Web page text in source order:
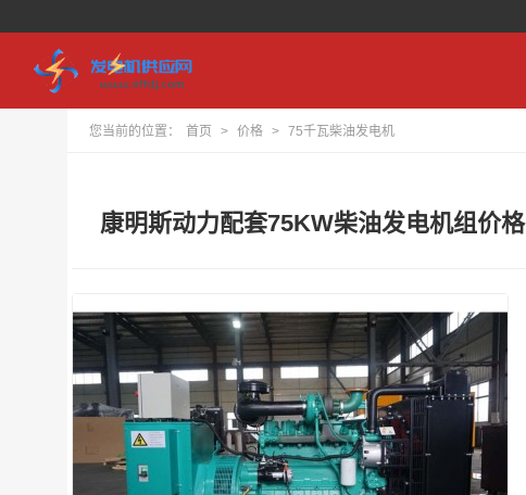
您当前的位置： 首页 > 价格 > 75千瓦柴油发电机
康明斯动力配套75KW柴油发电机组价格